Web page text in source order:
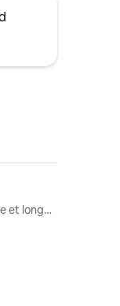
Locations moyenne et longue durée